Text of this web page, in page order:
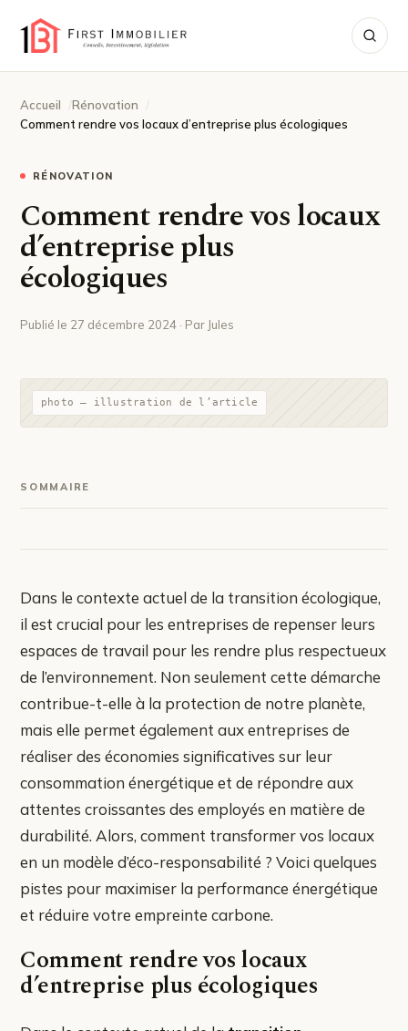
Accueil
Rénovation
Comment rendre vos locaux d’entreprise plus écologiques
RÉNOVATION
Comment rendre vos locaux
d’entreprise plus
écologiques
Publié le 27 décembre 2024 · Par Jules
photo — illustration de l’article
SOMMAIRE
Dans le contexte actuel de la transition écologique,
il est crucial pour les entreprises de repenser leurs
espaces de travail pour les rendre plus respectueux
de l’environnement. Non seulement cette démarche
contribue-t-elle à la protection de notre planète,
mais elle permet également aux entreprises de
réaliser des économies significatives sur leur
consommation énergétique et de répondre aux
attentes croissantes des employés en matière de
durabilité. Alors, comment transformer vos locaux
en un modèle d’éco-responsabilité ? Voici quelques
pistes pour maximiser la performance énergétique
et réduire votre empreinte carbone.
Comment rendre vos locaux
d’entreprise plus écologiques